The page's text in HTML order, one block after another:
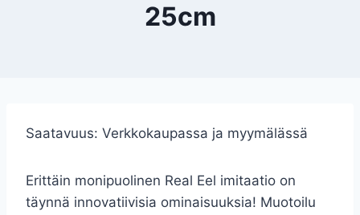
25cm
Saatavuus: Verkkokaupassa ja myymälässä
Erittäin monipuolinen Real Eel imitaatio on
täynnä innovatiivisia ominaisuuksia! Muotoilu